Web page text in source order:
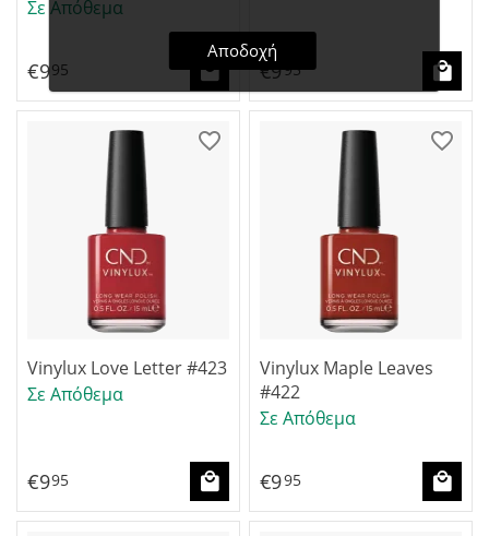
Σε Απόθεμα
€995 €995
Vinylux Love Letter #423
Σε Απόθεμα
€995
Vinylux Maple Leaves
#422
Σε Απόθεμα
€995
Αποδοχή